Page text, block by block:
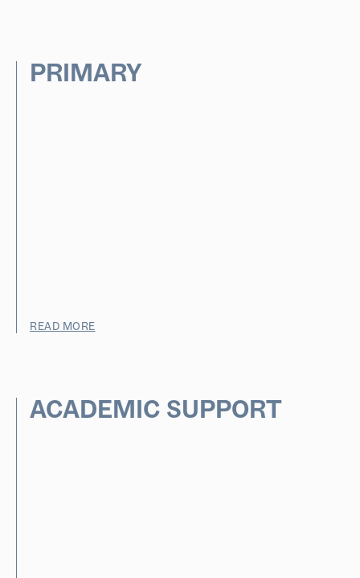
PRIMARY
READ MORE
ACADEMIC SUPPORT